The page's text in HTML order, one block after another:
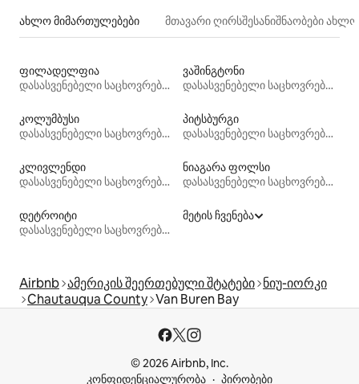
ახლო მიმართულებები მთავარი ღირსშესანიშნაობები
ფილადელფია
დასასვენებელი საცხოვრებლები
ვაშინგტონი
დასასვენებელი საცხოვრებლები
კოლუმბუსი
დასასვენებელი საცხოვრებლები
პიტსბურგი
დასასვენებელი საცხოვრებლები
კლივლენდი
დასასვენებელი საცხოვრებლები
ნიაგარა ფოლსი
დასასვენებელი საცხოვრებლები
დეტროიტი
დასასვენებელი საცხოვრებლები
მეტის ჩვენება
Airbnb ამერიკის შეერთებული შტატები ნიუ-იორკი
Chautauqua County Van Buren Bay
© 2026 Airbnb, Inc.
კონფიდენციალურობა
პირობები